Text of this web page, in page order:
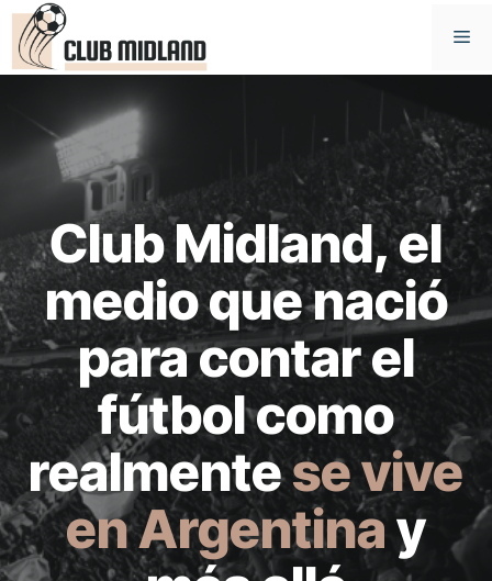
Saltar
contenido
Club Midland, el
medio que nació
para contar el
fútbol como
realmentese vive
en Argentinay